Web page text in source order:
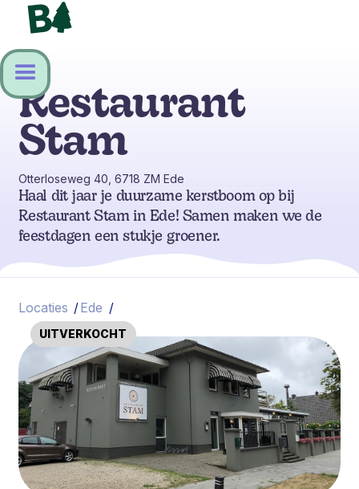
Restaurant
Stam
Otterloseweg 40, 6718 ZM Ede
Haal dit jaar je duurzame kerstboom op bij
Restaurant Stam in Ede! Samen maken we de
feestdagen een stukje groener.
Locaties /Ede /
UITVERKOCHT